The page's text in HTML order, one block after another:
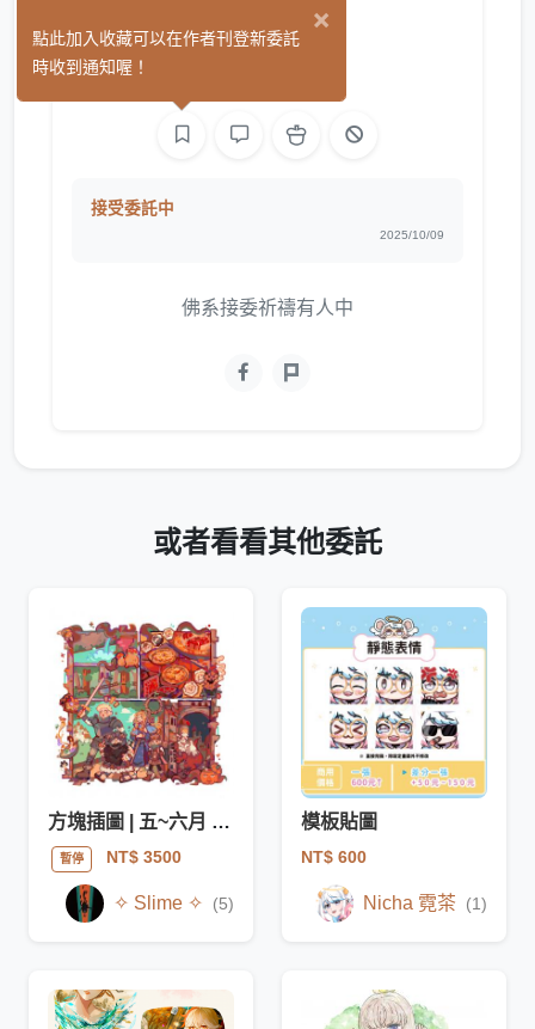
禾希稀
接受委託中
2025/10/09
佛系接委祈禱有人中
或者看看其他委託
方塊插圖 | 五~六月 | 已結束
暫停 NT$ 3500
✧ Slime ✧ (5)
模板貼圖
NT$ 600
Nicha 霓茶 (1)
×
點此加入收藏可以在作者刊登新委託
時收到通知喔！